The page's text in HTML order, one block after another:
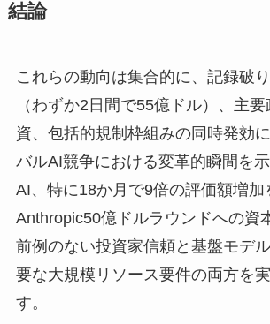
結論
これらの動向は集合的に、記録破
（わずか2日間で55億ドル）、主
資、包括的規制枠組みの同時発効
バルAI競争における変革的瞬間を示
AI、特に18か月で9倍の評価額増加
Anthropic50億ドルラウンドへの資
前例のない投資家信頼と基盤モデ
要な大規模リソース要件の両方を
す。